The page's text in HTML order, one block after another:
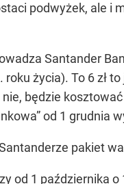
podwyżek, ale i
Santander
życia). To 6 zł
będzie
od 1
pakiet
od 1 października